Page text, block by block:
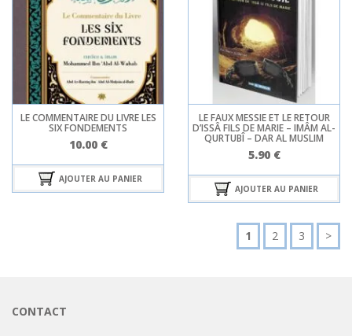
LE COMMENTAIRE DU LIVRE LES
SIX FONDEMENTS
10.00 €
AJOUTER AU PANIER
LE FAUX MESSIE ET LE RETOUR
D’ISSÂ FILS DE MARIE – IMÂM AL-
QURTUBÎ – DAR AL MUSLIM
5.90 €
AJOUTER AU PANIER
1 2 3 >
CONTACT